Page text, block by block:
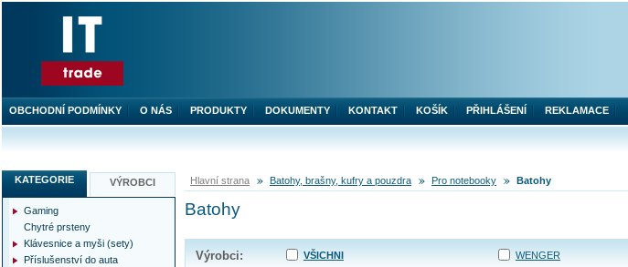
Hlavní strana Batohy, brašny, kufry a pouzdra Pro notebooky Batohy
Batohy
Výrobci: VŠICHNI WENGER
KATEGORIE VÝROBCI
Gaming
Chytré prsteny
Klávesnice a myši (sety)
Příslušenství do auta
OBCHODNÍ PODMÍNKY O NÁS PRODUKTY DOKUMENTY KONTAKT KOŠÍK PŘIHLÁŠENÍ REKLAMACE